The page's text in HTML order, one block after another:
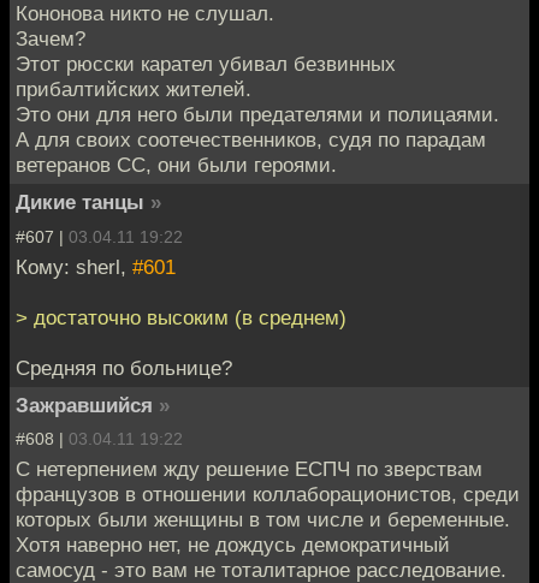
Кононова никто не слушал.
Зачем?
Этот рюсски карател убивал безвинных
прибалтийских жителей.
Это они для него были предателями и полицаями.
А для своих соотечественников, судя по парадам
ветеранов СС, они были героями.
Дикие танцы »
#607 | 03.04.11 19:22
Кому: sherl, #601
> достаточно высоким (в среднем)
Средняя по больнице?
Зажравшийся »
#608 | 03.04.11 19:22
С нетерпением жду решение ЕСПЧ по зверствам
французов в отношении коллаборационистов, среди
которых были женщины в том числе и беременные.
Хотя наверно нет, не дождусь демократичный
самосуд - это вам не тоталитарное расследование.